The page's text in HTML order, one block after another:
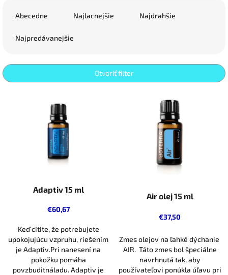
e
p
Abecedne Najlacnejšie Najdrahšie
Najpredávanejšie
Otvoriť filter
Adaptiv 15 ml
€60,67
Keď cítite, že potrebujete
upokojujúcu vzpruhu, riešením
je Adaptiv.Pri nanesení na
pokožku pomáha
povzbudiťnáladu. Adaptiv je
Air olej 15 ml
€37,50
Zmes olejov na ľahké dýchanie
AIR. Táto zmes bol špeciálne
navrhnutá tak, aby
používateľovi ponúkla úľavu pri